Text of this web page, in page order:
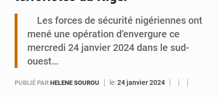
Tibiri : le dialogue, nouveau terrain de jeu pour la paix
Les forces de sécurité nigériennes ont
mené une opération d’envergure ce
mercredi 24 janvier 2024 dans le sud-
ouest…
PUBLIÉ PAR HELENE SOUROU le:24 janvier 2024